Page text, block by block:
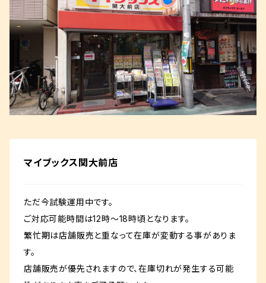
マイブックス関大前店
ただ今試験運用中です。
ご対応可能時間は12時～18時頃となります。
繁忙期は店舗販売と重なって在庫が変動する事がありま
す。
店舗販売が優先されますので、在庫切れが発生する可能